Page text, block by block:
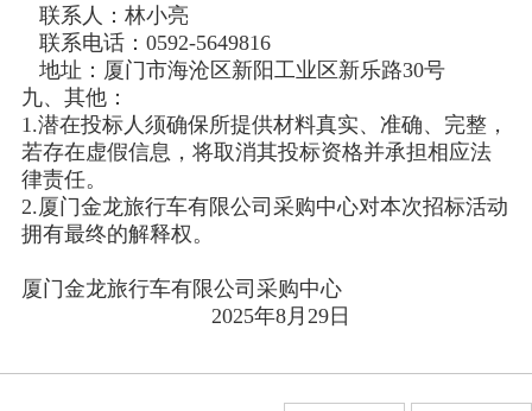
联系人：林小亮
联系电话：0592-5649816
地址：厦门市海沧区新阳工业区新乐路30号
九、其他：
1.潜在投标人须确保所提供材料真实、准确、完整，
若存在虚假信息，将取消其投标资格并承担相应法
律责任。
2.厦门金龙旅行车有限公司采购中心对本次招标活动
拥有最终的解释权。
厦门金龙旅行车有限公司采购中心
2025年8月29日